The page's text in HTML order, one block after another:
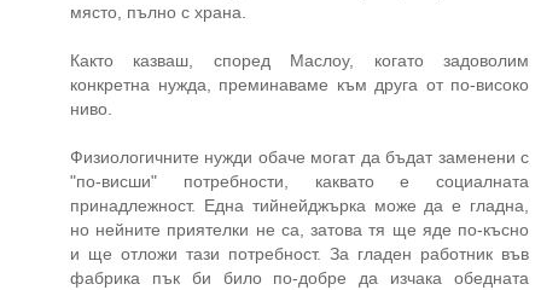
място, пълно с храна.
Както казваш, според Маслоу, когато задоволим
конкретна нужда, преминаваме към друга от по-високо
ниво.
Физиологичните нужди обаче могат да бъдат заменени с
"по-висши" потребности, каквато е социалната
принадлежност. Една тийнейджърка може да е гладна,
но нейните приятелки не са, затова тя ще яде по-късно
и ще отложи тази потребност. За гладен работник във
фабрика пък би било по-добре да изчака обедната